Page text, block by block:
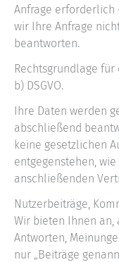
Anfrage erforderlich
wir Ihre Anfrage
beantworten.
Rechtsgrundlage für
b) DSGVO.
Ihre Daten werden
abschließend
keine gesetzlichen
entgegenstehen,
anschließenden
Nutzerbeiträge,
Wir bieten Ihnen an,
Antworten,
nur „Beiträge